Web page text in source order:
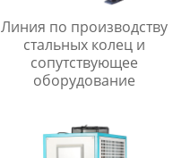
Линия по производству
стальных колец и
сопутствующее
оборудование